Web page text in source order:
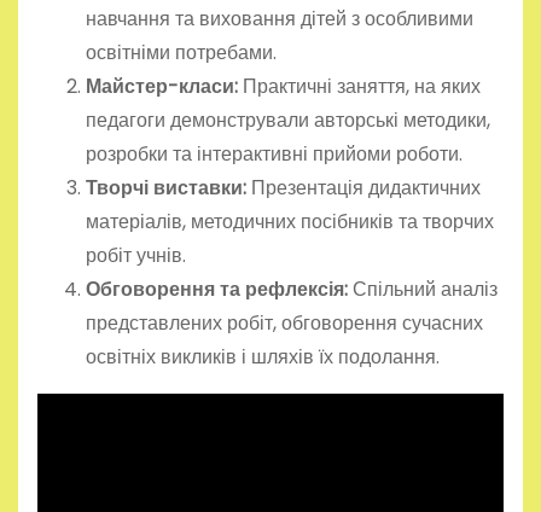
навчання та виховання дітей з особливими
освітніми потребами.
Майстер-класи: Практичні заняття, на яких
педагоги демонстрували авторські методики,
розробки та інтерактивні прийоми роботи.
Творчі виставки: Презентація дидактичних
матеріалів, методичних посібників та творчих
робіт учнів.
Обговорення та рефлексія:Спільний аналіз
представлених робіт, обговорення сучасних
освітніх викликів і шляхів їх подолання.